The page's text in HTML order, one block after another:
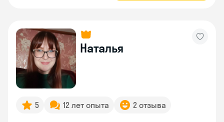
Наталья
5 12 лет опыта 2 отзыва